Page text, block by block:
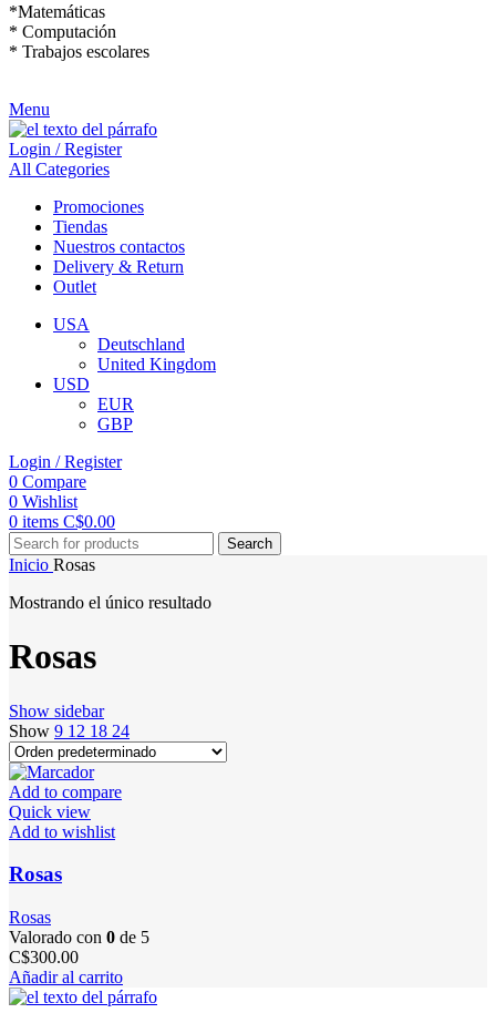
*Matemáticas
* Computación
* Trabajos escolares
Menu
Login / Register
All Categories
Promociones
Tiendas
Nuestros contactos
Delivery & Return
Outlet
USA
Deutschland
United Kingdom
USD
EUR
GBP
Login / Register
0 Compare
0 Wishlist
0 items C$0.00
Search
Inicio Rosas
Mostrando el único resultado
Rosas
Show sidebar
Show 9 12 18 24
Add to compare
Quick view
Add to wishlist
Rosas
Rosas
Valorado con 0 de 5
C$300.00
Añadir al carrito